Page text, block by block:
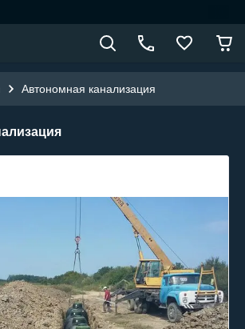
Автономная канализация